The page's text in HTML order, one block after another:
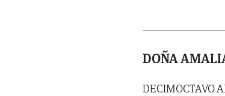
DOÑA
DECIMOCTAVO